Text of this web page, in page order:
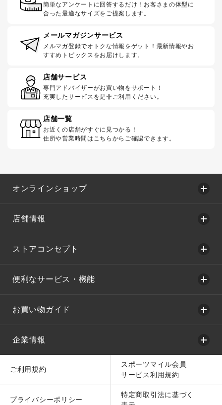
簡単なアンケートに回答するだけ！お客さまの体型に
合った最適なサイズをご提案します。
メールマガジンサービス
メルマガ登録でオトクな情報をゲット！最新情報やお
すすめトピックスをお届けします。
店舗サービス
専門アドバイザーがお買い物をサポート！
充実したサービスを是非ご利用ください。
店舗一覧
お近くの店舗がすぐに見つかる！
住所や営業時間はこちらからご確認できます。
オンラインショップ
店舗情報
ストアコンセプト
便利なサービス・機能
お買い物ガイド
企業情報
ご利用規約
スポーツマイル会員
サービス利用規約
プライバシーポリシー
特定商取引法に基づく